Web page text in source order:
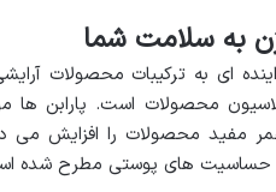
به سلامت شما
ای به ترکیبات محصولات
محصولات است. پارابن ها
مفید محصولات را افزایش می
و حساسیت های پوستی مطرح شده